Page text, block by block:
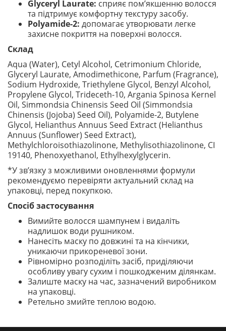
Glyceryl Laurate: сприяє пом’якшенню волосся
та підтримує комфортну текстуру засобу.
Polyamide-2: допомагає утворювати легке
захисне покриття на поверхні волосся.
Склад
Aqua (Water), Cetyl Alcohol, Cetrimonium Chloride,
Glyceryl Laurate, Amodimethicone, Parfum (Fragrance),
Sodium Hydroxide, Triethylene Glycol, Benzyl Alcohol,
Propylene Glycol, Trideceth-10, Argania Spinosa Kernel
Oil, Simmondsia Chinensis Seed Oil (Simmondsia
Chinensis (Jojoba) Seed Oil), Polyamide-2, Butylene
Glycol, Helianthus Annuus Seed Extract (Helianthus
Annuus (Sunflower) Seed Extract),
Methylchloroisothiazolinone, Methylisothiazolinone, CI
19140, Phenoxyethanol, Ethylhexylglycerin.
*У зв’язку з можливими оновленнями формули
рекомендуємо перевіряти актуальний склад на
упаковці, перед покупкою.
Спосіб застосування
Вимийте волосся шампунем і видаліть
надлишок води рушником.
Нанесіть маску по довжині та на кінчики,
уникаючи прикореневої зони.
Рівномірно розподіліть засіб, приділяючи
особливу увагу сухим і пошкодженим ділянкам.
Залиште маску на час, зазначений виробником
на упаковці.
Ретельно змийте теплою водою.